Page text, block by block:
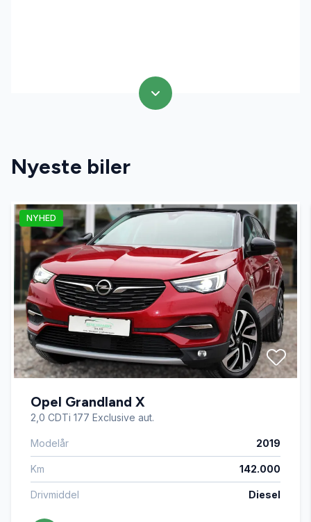
Nyeste biler
NYHED
Opel Grandland X
2,0 CDTi 177 Exclusive aut.
Modelår 2019
Km 142.000
Drivmiddel Diesel